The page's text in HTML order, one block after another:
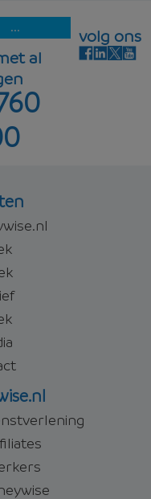
...
al
volg ons